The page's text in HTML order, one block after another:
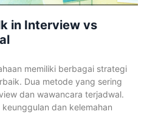
in Interview vs
memiliki berbagai strategi
Dua metode yang sering
dan wawancara terjadwal.
dan kelemahan